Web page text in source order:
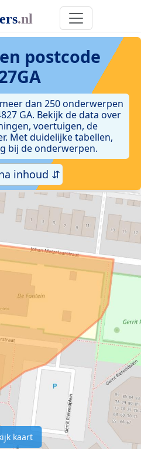
postcode
dan 250 onderwerpen
GA. Bekijk de data over
voertuigen, de
Met duidelijke tabellen,
bij de onderwerpen.
inhoud ⇵
kaart